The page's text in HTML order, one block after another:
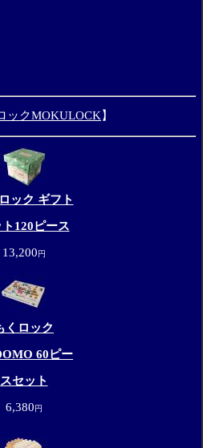
ックMOKULOCK 】
ック ギフト
ト120ピース
13,200円
くロック
60ピー
スセット
6,380円